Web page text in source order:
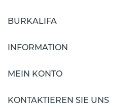
BURKALIFA
INFORMATION
MEIN KONTO
KONTAKTIEREN SIE UNS